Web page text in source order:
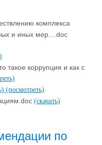
комплекса
и иных мер....doc
коррупция и как с
(посмотреть)
(скачать)
по